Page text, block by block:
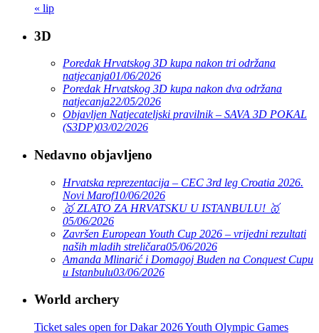
« lip
3D
Poredak Hrvatskog 3D kupa nakon tri održana
natjecanja01/06/2026
Poredak Hrvatskog 3D kupa nakon dva održana
natjecanja22/05/2026
Objavljen Natjecateljski pravilnik – SAVA 3D POKAL
(S3DP)03/02/2026
Nedavno objavljeno
Hrvatska reprezentacija – CEC 3rd leg Croatia 2026.
Novi Marof10/06/2026
🥇 ZLATO ZA HRVATSKU U ISTANBULU! 🥇
05/06/2026
Završen European Youth Cup 2026 – vrijedni rezultati
naših mladih streličara05/06/2026
Amanda Mlinarić i Domagoj Buden na Conquest Cupu
u Istanbulu03/06/2026
World archery
Ticket sales open for Dakar 2026 Youth Olympic Games